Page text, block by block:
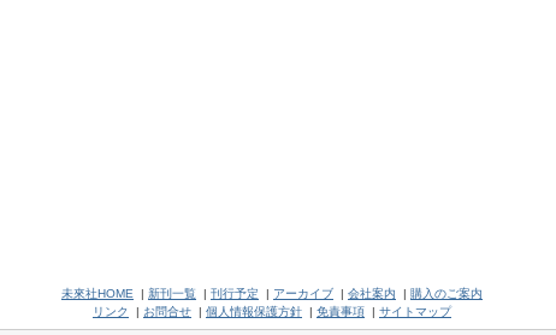
未來社HOME | 新刊一覧 | 刊行予定 | アーカイブ | 会社案内 | 購入のご案内
リンク
| お問合せ | 個人情報保護方針 | 免責事項 | サイトマップ